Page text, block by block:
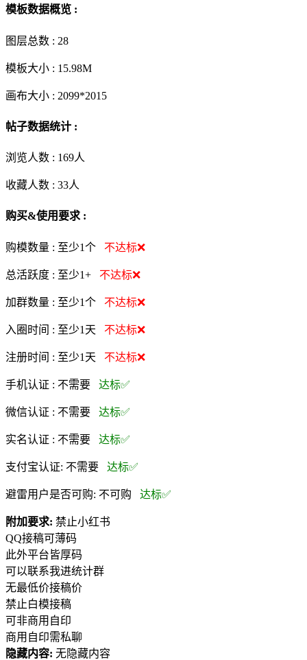
模板数据概览 :
图层总数 : 28
模板大小 : 15.98M
画布大小 : 2099*2015
帖子数据统计 :
浏览人数 : 169人
收藏人数 : 33人
购买&使用要求 :
购模数量 : 至少1个 不达标❌
总活跃度 : 至少1+ 不达标❌
加群数量 : 至少1个 不达标❌
入圈时间 : 至少1天 不达标❌
注册时间 : 至少1天 不达标❌
手机认证 : 不需要 达标✅
微信认证 : 不需要 达标✅
实名认证 : 不需要 达标✅
支付宝认证: 不需要 达标✅
避雷用户是否可购: 不可购 达标✅
附加要求: 禁止小红书
QQ接稿可薄码
此外平台皆厚码
可以联系我进统计群
无最低价接稿价
禁止白模接稿
可非商用自印
商用自印需私聊
隐藏内容: 无隐藏内容